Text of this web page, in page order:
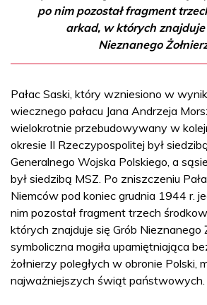
po nim pozostał fragment
arkad, w których znajduje
Nieznanego
Pałac Saski, który wzniesiono w
wiecznego pałacu Jana Andrzeja
wielokrotnie przebudowywany w
okresie II Rzeczypospolitej był
Generalnego Wojska Polskiego, a
był siedzibą MSZ. Po zniszczeniu
Niemców pod koniec grudnia 1944 r.
nim pozostał fragment trzech
których znajduje się Grób Nieznanego
symboliczna mogiła upamiętniająca
żołnierzy poległych w obronie Polski,
najważniejszych świąt państwowych.